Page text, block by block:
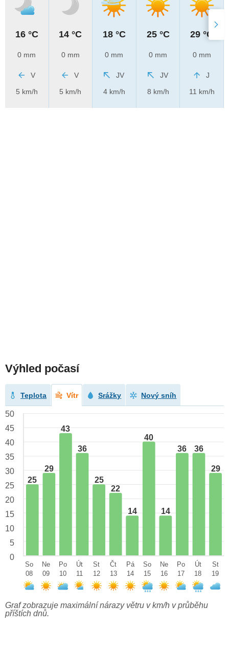
16 °C
0 mm
V
5 km/h
14 °C
0 mm
V
5 km/h
18 °C
0 mm
JV
4 km/h
25 °C
0 mm
JV
8 km/h
29 °C
0 mm
J
11 km/h
Výhled počasí
Teplota Vítr Srážky Nový sníh
25
29
43
36
25
22
14
40
14
36 36
29
50
45
40
35
30
25
20
15
10
5
0
So
08
Ne
09
Po
10
Út
11
St
12
Čt
13
Pá
14
So
15
Ne
16
Po
17
Út
18
St
19
Graf zobrazuje maximální nárazy větru v km/h v průběhu
příštích dnů.